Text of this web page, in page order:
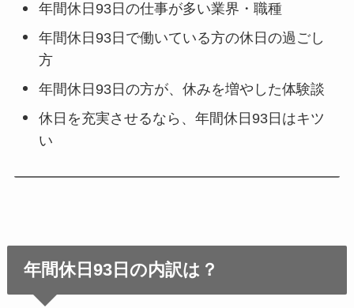
年間休日93日の仕事が多い業界・職種
年間休日93日で働いている方の休日の過ごし
方
年間休日93日の方が、休みを増やした体験談
休日を充実させるなら、年間休日93日はキツ
い
年間休日93日の内訳は？